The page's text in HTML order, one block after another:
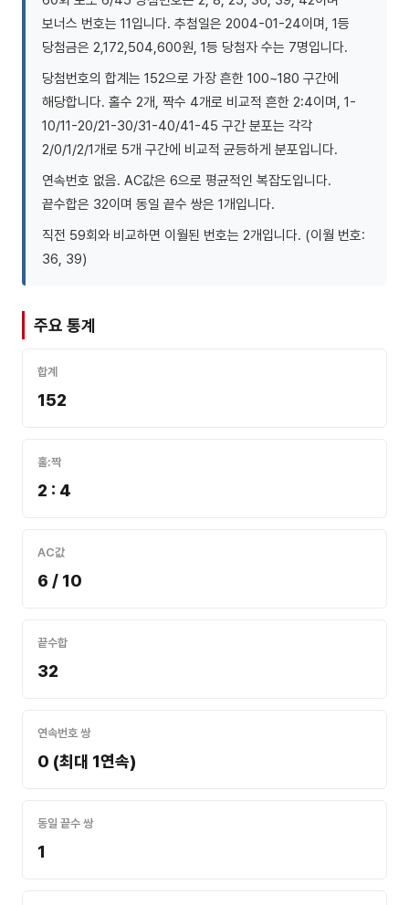
보너스 번호는 11입니다. 추첨일은 2004-01-24이며, 1등
당첨금은 2,172,504,600원, 1등 당첨자 수는 7명입니다.
당첨번호의 합계는 152으로 가장 흔한 100~180 구간에
해당합니다. 홀수 2개, 짝수 4개로 비교적 흔한 2:4이며, 1-
10/11-20/21-30/31-40/41-45 구간 분포는 각각
2/0/1/2/1개로 5개 구간에 비교적 균등하게 분포입니다.
연속번호 없음. AC값은 6으로 평균적인 복잡도입니다.
끝수합은 32이며 동일 끝수 쌍은 1개입니다.
직전 59회와 비교하면 이월된 번호는 2개입니다. (이월 번호:
36, 39)
주요 통계
합계
152
홀:짝
2 : 4
AC값
6 / 10
끝수합
32
연속번호 쌍
0 (최대 1연속)
동일 끝수 쌍
1